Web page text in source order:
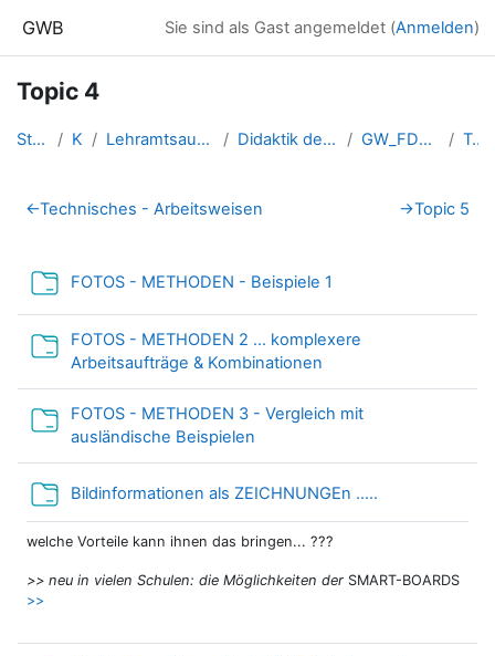
GWB Sie sind als Gast angemeldet (Anmelden)
Topic 4
Startseite Kurse Lehramtsausbildung GW im Clust... Didaktik der Geo- und Wirtscha... GW_FDGeomedien_Bilder Topic 4
Abschnittsübersicht
←Technisches - Arbeitsweisen →Topic 5
FOTOS - METHODEN - Beispiele 1
FOTOS - METHODEN 2 ... komplexere
Arbeitsaufträge & Kombinationen
FOTOS - METHODEN 3 - Vergleich mit
ausländische Beispielen
Bildinformationen als ZEICHNUNGEn .....
welche Vorteile kann ihnen das bringen... ???
>> neu in vielen Schulen: die Möglichkeiten der SMART-BOARDS
>>